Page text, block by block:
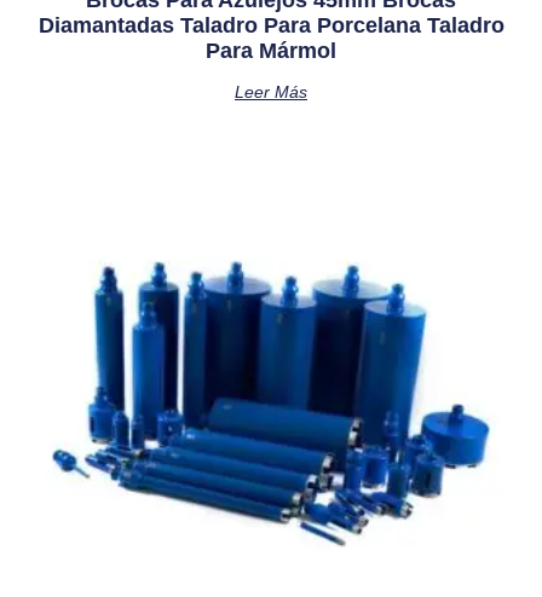
Diamantadas Taladro Para Porcelana Taladro
Para Mármol
Leer Más